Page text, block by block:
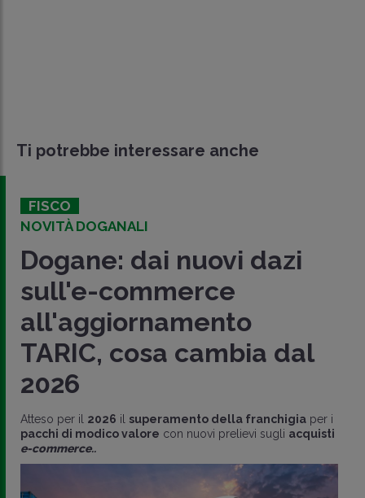
Ti potrebbe interessare anche
FISCO
NOVITÀ DOGANALI
Dogane: dai nuovi dazi
sull'e-commerce
all'aggiornamento
TARIC, cosa cambia dal
2026
Atteso per il 2026 il superamento della franchigia per i
pacchi di modico valore con nuovi prelievi sugli acquisti
e-commerce..